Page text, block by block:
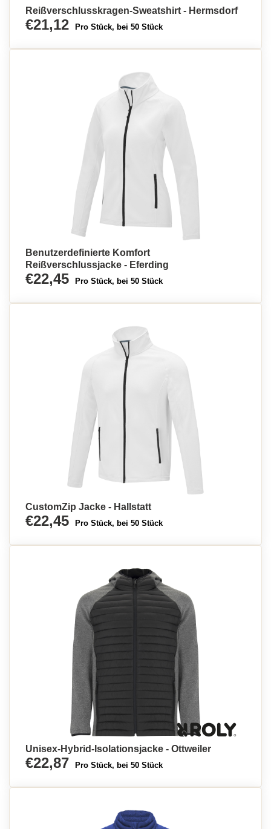
Reißverschlusskragen-Sweatshirt - Hermsdorf
€21,12 Pro Stück, bei 50 Stück
Benutzerdefinierte Komfort
Reißverschlussjacke - Eferding
€22,45 Pro Stück, bei 50 Stück
CustomZip Jacke - Hallstatt
€22,45 Pro Stück, bei 50 Stück
Unisex-Hybrid-Isolationsjacke - Ottweiler
€22,87 Pro Stück, bei 50 Stück